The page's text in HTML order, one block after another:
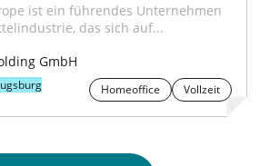
ist ein führendes Unternehmen
das sich auf...
GmbH
Homeoffice Vollzeit